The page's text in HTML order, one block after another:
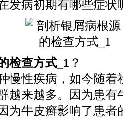
发病初期有哪些症状
检查方式_1 ？
性疾病，如今随着
越来越多。因为患有
为牛皮癣影响了患者